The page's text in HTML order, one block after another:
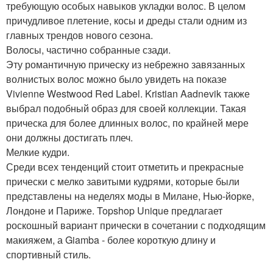
требующую особых навыков укладки волос. В целом
причудливое плетение, косы и дреды стали одним из
главных трендов нового сезона.
Волосы, частично собранные сзади.
Эту романтичную прическу из небрежно завязанных
волнистых волос можно было увидеть на показе
Vivienne Westwood Red Label. Kristian Aadnevik также
выбрал подобный образ для своей коллекции. Такая
прическа для более длинных волос, по крайней мере
они должны достигать плеч.
Мелкие кудри.
Среди всех тенденций стоит отметить и прекрасные
прически с мелко завитыми кудрями, которые были
представлены на неделях моды в Милане, Нью-йорке,
Лондоне и Париже. Topshop Unique предлагает
роскошный вариант прически в сочетании с подходящим
макияжем, а Giamba - более короткую длину и
спортивный стиль.